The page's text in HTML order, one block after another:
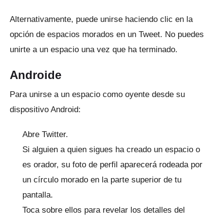
Alternativamente, puede unirse haciendo clic en la
opción de espacios morados en un Tweet. No puedes
unirte a un espacio una vez que ha terminado.
Androide
Para unirse a un espacio como oyente desde su
dispositivo Android:
Abre Twitter.
Si alguien a quien sigues ha creado un espacio o
es orador, su foto de perfil aparecerá rodeada por
un círculo morado en la parte superior de tu
pantalla.
Toca sobre ellos para revelar los detalles del